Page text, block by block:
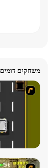
משחקים דומים